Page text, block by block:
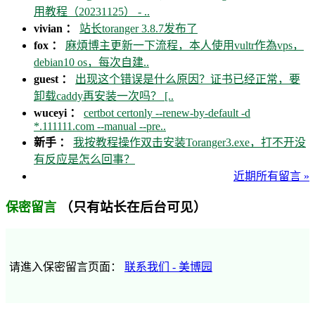
用教程（20231125） - ..
vivian ： 站长toranger 3.8.7发布了
fox ： 麻煩博主更新一下流程，本人使用vultr作為vps，
debian10 os，每次自建..
guest ： 出现这个错误是什么原因？证书已经正常，要
卸载caddy再安装一次吗？ [..
wuceyi ： certbot certonly --renew-by-default -d
*.111111.com --manual --pre..
新手 ： 我按教程操作双击安装Toranger3.exe，打不开没
有反应是怎么回事？
近期所有留言 »
保密留言 （只有站长在后台可见）
请進入保密留言页面： 联系我们 - 美博园